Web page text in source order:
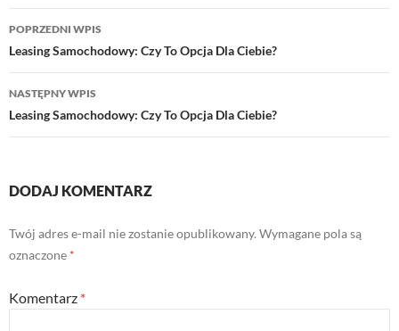
Nawigacja
wpisu
POPRZEDNI WPIS
Leasing Samochodowy: Czy To Opcja Dla Ciebie?
NASTĘPNY WPIS
Leasing Samochodowy: Czy To Opcja Dla Ciebie?
DODAJ KOMENTARZ
Twój adres e-mail nie zostanie opublikowany. Wymagane pola są
oznaczone *
Komentarz *